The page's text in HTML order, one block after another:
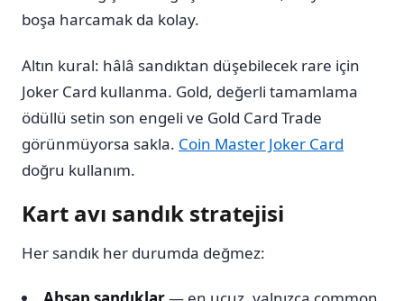
boşa harcamak da kolay.
Altın kural: hâlâ sandıktan düşebilecek rare için
Joker Card kullanma. Gold, değerli tamamlama
ödüllü setin son engeli ve Gold Card Trade
görünmüyorsa sakla. Coin Master Joker Card
doğru kullanım.
Kart avı sandık stratejisi
Her sandık her durumda değmez: